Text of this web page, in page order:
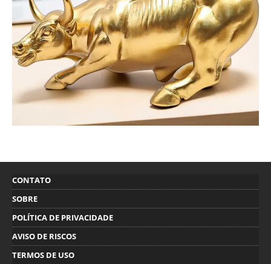
CONTATO
SOBRE
POLÍTICA DE PRIVACIDADE
AVISO DE RISCOS
TERMOS DE USO